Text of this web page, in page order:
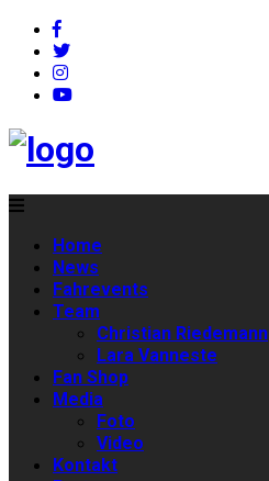
Home
News
Fahrevents
Team
Christian Riedemann
Lara Vanneste
Fan Shop
Media
Foto
Video
Kontakt